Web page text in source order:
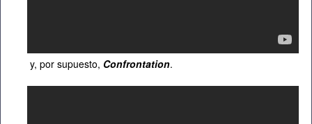
y, por supuesto, Confrontation.